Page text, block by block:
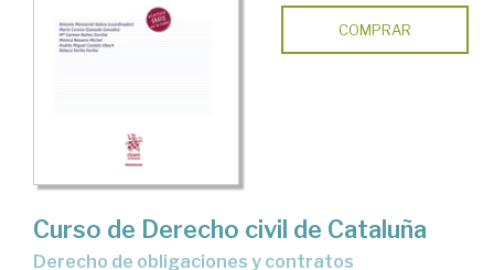
COMPRAR
Curso de Derecho civil de Cataluña
Derecho de obligaciones y contratos